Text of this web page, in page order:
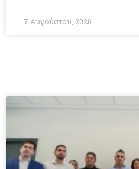
7 Αυγούστου, 2026